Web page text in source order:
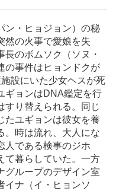
ン・ヒョジョン）の秘
然の火事で愛娘を失
長のボムソク（ソヌ・
の事件はヒョンドクが
設にいた少女ヘスが死
ギョンはDNA鑑定を行
すり替えられる。同じ
たユギョンは彼女を養
。時は流れ、大人にな
人である検事のジホ
て暮らしていた。一方
グループのデザイン室
イナ（イ・ヒョンソ